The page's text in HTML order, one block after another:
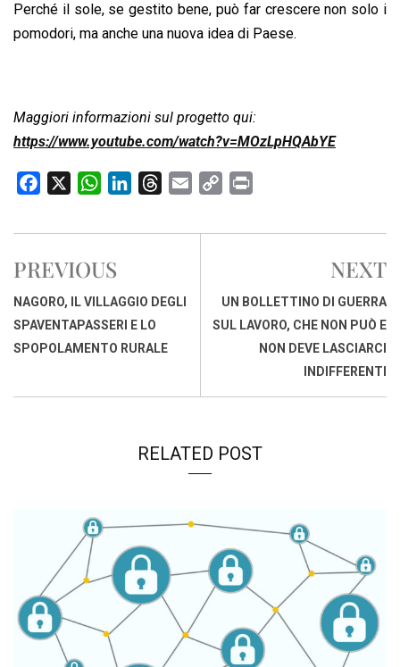
Perché il sole, se gestito bene, può far crescere non solo i
pomodori, ma anche una nuova idea di Paese.
Maggiori informazioni sul progetto qui:
https://www.youtube.com/watch?v=MOzLpHQAbYE
c
b
o
o
k
W
a
s
A
p
p
n
d
I
n
r
d
a
p
i
n
i
PREVIOUS
NAGORO, IL VILLAGGIO DEGLI
SPAVENTAPASSERI E LO
SPOPOLAMENTO RURALE
NEXT
UN BOLLETTINO DI GUERRA
SUL LAVORO, CHE NON PUÒ E
NON DEVE LASCIARCI
INDIFFERENTI
RELATED POST